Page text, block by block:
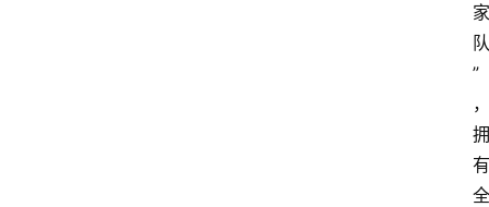
家
队
”
，
拥
有
全